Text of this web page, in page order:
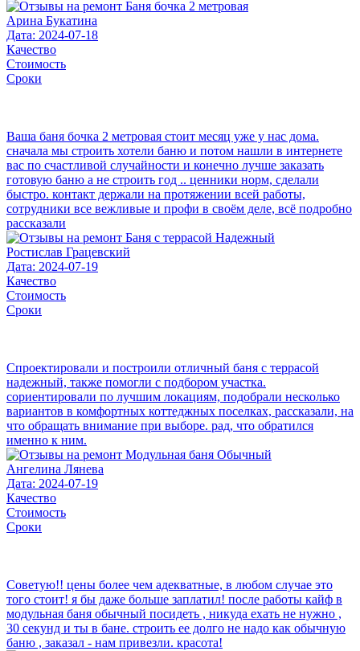
Арина Букатина
Дата: 2024-07-18
Качество
Стоимость
Сроки
Ваша баня бочка 2 метровая стоит месяц уже у нас дома.
сначала мы строить хотели баню и потом нашли в интернете
вас по счастливой случайности и конечно лучше заказать
готовую баню а не строить год .. ценники норм, сделали
быстро. контакт держали на протяжении всей работы,
сотрудники все вежливые и профи в своём деле, всё подробно
рассказали
Ростислав Грацевский
Дата: 2024-07-19
Качество
Стоимость
Сроки
Спроектировали и построили отличный баня с террасой
надежный, также помогли с подбором участка.
сориентировали по лучшим локациям, подобрали несколько
вариантов в комфортных коттеджных поселках, рассказали, на
что обращать внимание при выборе. рад, что обратился
именно к ним.
Ангелина Лянева
Дата: 2024-07-19
Качество
Стоимость
Сроки
Советую!! цены более чем адекватные, в любом случае это
того стоит! я бы даже больше заплатил! после работы кайф в
модульная баня обычный посидеть , никуда ехать не нужно ,
30 секунд и ты в бане. строить ее долго не надо как обычную
баню , заказал - нам привезли. красота!